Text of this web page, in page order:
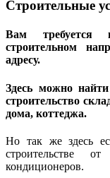
Строительные
Вам требуется
строительном
адресу.
Здесь можно
строительство
дома, коттеджа.
Но так же здесь
строительстве
кондиционеров.